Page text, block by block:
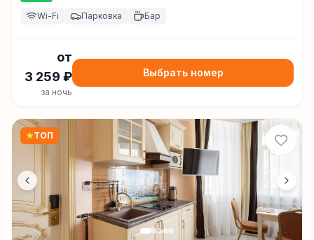
Wi-Fi Парковка Бар
от
3 259 ₽
за ночь
Выбрать номер
★ТОП